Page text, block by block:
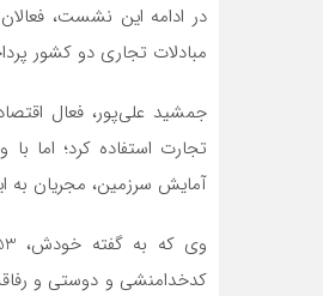
در ادامه این نشست،
مبادلات تجاری دو کشور
جمشید علی‌پور، فعال
آمایش سرزمین، مجریان به
کدخدامنشی و دوستی و